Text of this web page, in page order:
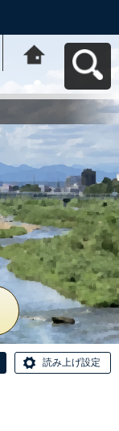
動応援ｻｲﾄ はち
コミねっとへ戻
読み上げ設定